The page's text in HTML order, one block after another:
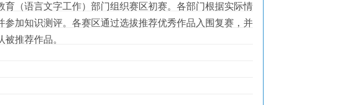
（语言文字工作）部门组织赛区初赛。各部门根据实际情
加知识测评。各赛区通过选拔推荐优秀作品入围复赛，并
推荐作品。